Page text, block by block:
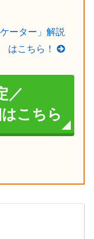
ーター」解説
はこちら！
／
こちら